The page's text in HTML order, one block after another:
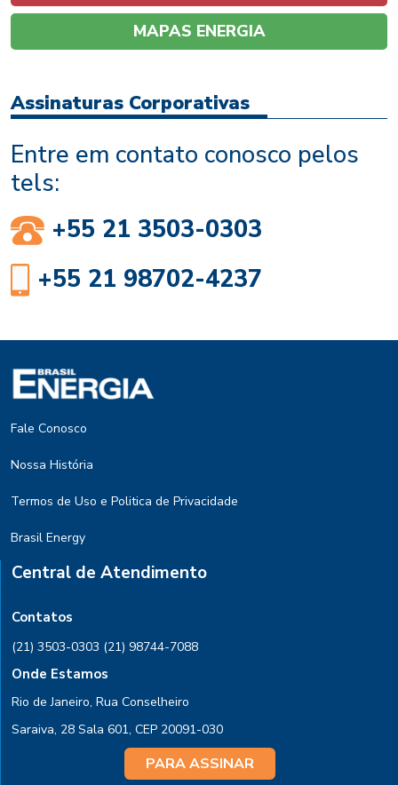
MAPAS ENERGIA
Assinaturas Corporativas
Entre em contato conosco pelos
tels:
+55 21 3503-0303
+55 21 98702-4237
Fale Conosco
Nossa História
Termos de Uso e Politica de Privacidade
Brasil Energy
Central de Atendimento
Contatos
(21) 3503-0303 (21) 98744-7088
Onde Estamos
Rio de Janeiro, Rua Conselheiro
Saraiva, 28 Sala 601, CEP 20091-030
PARA ASSINAR